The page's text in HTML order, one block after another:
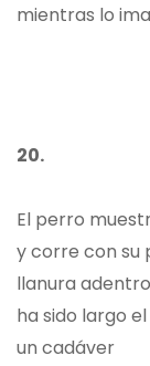
mientras lo
20.
El perro
y corre con
llanura
ha sido largo
un cadáver